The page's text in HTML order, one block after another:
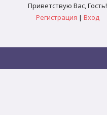
Приветствую Вас,Гость!
Регистрация | Вход